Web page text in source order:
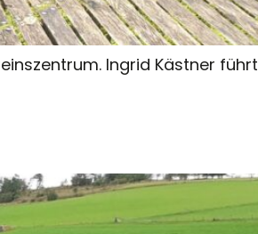
Ingrid Kästner führt